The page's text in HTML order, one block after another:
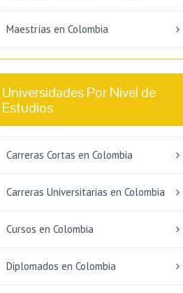
Maestrías en Colombia
Universidades Por Nivel de
Estudios
Carreras Cortas en Colombia
Carreras Universitarias en Colombia
Cursos en Colombia
Diplomados en Colombia